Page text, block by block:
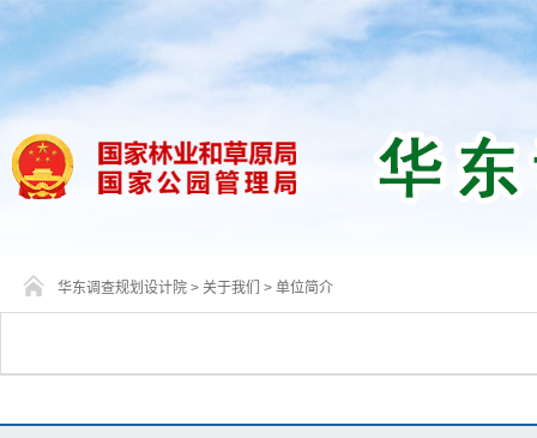
华东调查规划设计院 > 关于我们 > 单位简介